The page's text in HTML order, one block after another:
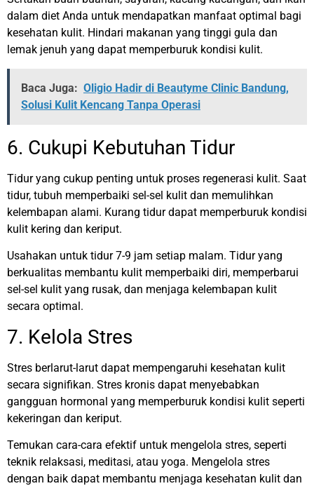
dalam diet Anda untuk mendapatkan manfaat optimal bagi
kesehatan kulit. Hindari makanan yang tinggi gula dan
lemak jenuh yang dapat memperburuk kondisi kulit.
Baca Juga: Oligio Hadir di Beautyme Clinic Bandung,
Solusi Kulit Kencang Tanpa Operasi
6. Cukupi Kebutuhan Tidur
Tidur yang cukup penting untuk proses regenerasi kulit. Saat
tidur, tubuh memperbaiki sel-sel kulit dan memulihkan
kelembapan alami. Kurang tidur dapat memperburuk kondisi
kulit kering dan keriput.
Usahakan untuk tidur 7-9 jam setiap malam. Tidur yang
berkualitas membantu kulit memperbaiki diri, memperbarui
sel-sel kulit yang rusak, dan menjaga kelembapan kulit
secara optimal.
7. Kelola Stres
Stres berlarut-larut dapat mempengaruhi kesehatan kulit
secara signifikan. Stres kronis dapat menyebabkan
gangguan hormonal yang memperburuk kondisi kulit seperti
kekeringan dan keriput.
Temukan cara-cara efektif untuk mengelola stres, seperti
teknik relaksasi, meditasi, atau yoga. Mengelola stres
dengan baik dapat membantu menjaga kesehatan kulit dan